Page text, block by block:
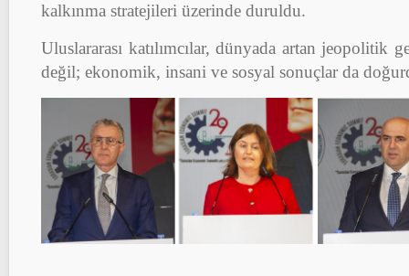
kalkınma stratejileri üzerinde duruldu.
Uluslararası katılımcılar, dünyada artan jeopolitik
değil; ekonomik, insani ve sosyal sonuçlar da